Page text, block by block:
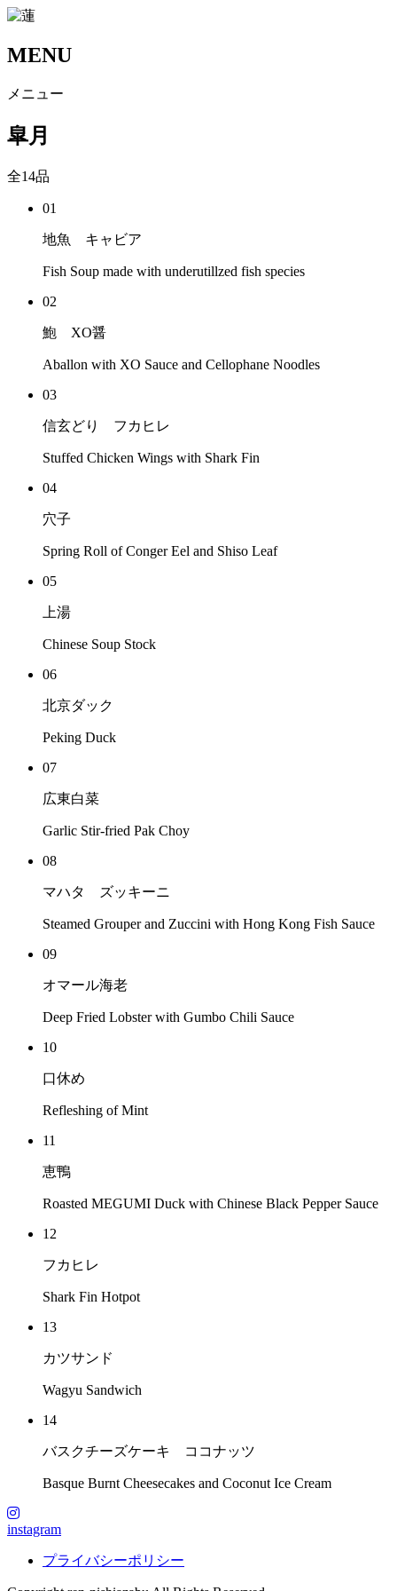
MENU
メニュー
皐月
全14品
01
地魚 キャビア
Fish Soup made with underutillzed fish species
02
鮑 XO醤
Aballon with XO Sauce and Cellophane Noodles
03
信玄どり フカヒレ
Stuffed Chicken Wings with Shark Fin
04
穴子
Spring Roll of Conger Eel and Shiso Leaf
05
上湯
Chinese Soup Stock
06
北京ダック
Peking Duck
07
広東白菜
Garlic Stir-fried Pak Choy
08
マハタ ズッキーニ
Steamed Grouper and Zuccini with Hong Kong Fish Sauce
09
オマール海老
Deep Fried Lobster with Gumbo Chili Sauce
10
口休め
Refleshing of Mint
11
恵鴨
Roasted MEGUMI Duck with Chinese Black Pepper Sauce
12
フカヒレ
Shark Fin Hotpot
13
カツサンド
Wagyu Sandwich
14
バスクチーズケーキ ココナッツ
Basque Burnt Cheesecakes and Coconut Ice Cream
instagram
プライバシーポリシー